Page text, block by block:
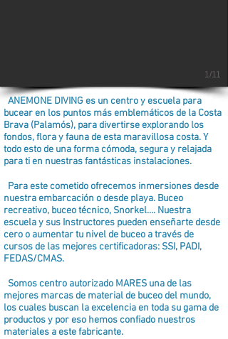
1/11
ANEMONE DIVING es un centro y escuela para
bucear en los puntos más emblemáticos de la Costa
Brava (Palamós), para divertirse explorando los
fondos, flora y fauna de esta maravillosa costa. Y
todo esto de una forma cómoda, segura y relajada
para ti en nuestras fantásticas instalaciones.
Para este cometido ofrecemos inmersiones desde
nuestra embarcación o desde playa. Buceo
recreativo, buceo técnico, Snorkel…. Nuestra
escuela y sus Instructores pueden enseñarte desde
cero o aumentar tu nivel de buceo a través de
cursos de las mejores certificadoras: SSI, PADI,
FEDAS/CMAS.
Somos centro autorizado MARES una de las
mejores marcas de material de buceo del mundo,
los cuales buscan la excelencia en toda su gama de
productos y por eso hemos confiado nuestros
materiales a este fabricante.